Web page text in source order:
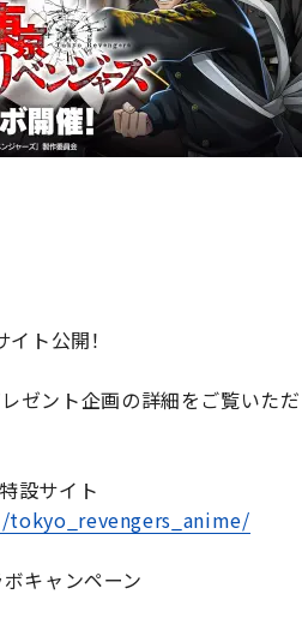
ト公開！
ゼント企画の詳細をご覧いただ
設サイト
キャンペーン